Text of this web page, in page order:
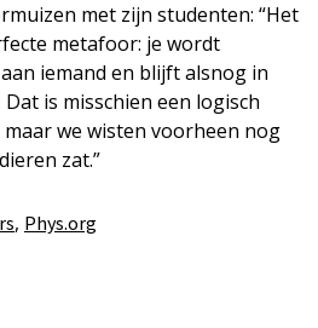
met zijn studenten: “Het
metafoor: je wordt
iemand en blijft alsnog in
is misschien een logisch
we wisten voorheen nog
zat.”
, Phys.org